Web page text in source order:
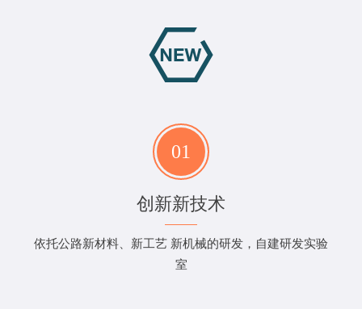
01
创新新技术
依托公路新材料、新工艺 新机械的研发，自建研发实验
室